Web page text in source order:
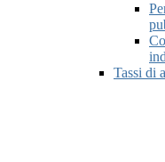
Tassi di